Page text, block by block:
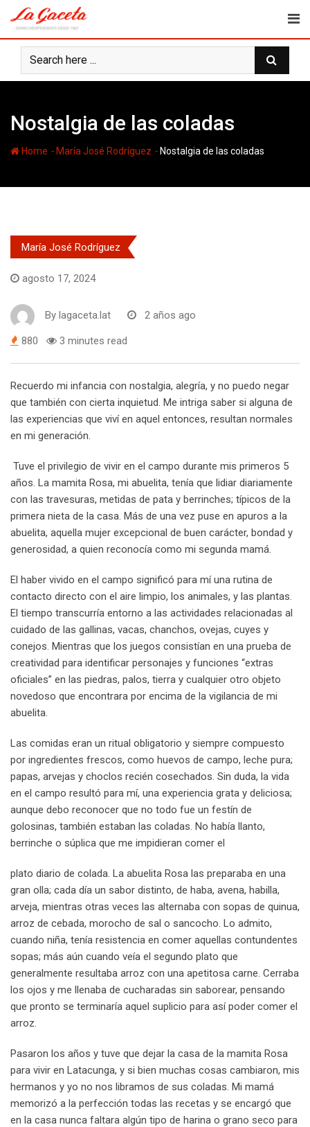
content
Nostalgia de las coladas
Home - María José Rodríguez - Nostalgia de las coladas
María José Rodríguez
agosto 17, 2024
By lagaceta.lat 2 años ago
880 3 minutes read
Recuerdo mi infancia con nostalgia, alegría, y no puedo negar
que también con cierta inquietud. Me intriga saber si alguna de
las experiencias que viví en aquel entonces, resultan normales
en mi generación.
Tuve el privilegio de vivir en el campo durante mis primeros 5
años. La mamita Rosa, mi abuelita, tenía que lidiar diariamente
con las travesuras, metidas de pata y berrinches; típicos de la
primera nieta de la casa. Más de una vez puse en apuros a la
abuelita, aquella mujer excepcional de buen carácter, bondad y
generosidad, a quien reconocía como mi segunda mamá.
El haber vivido en el campo significó para mí una rutina de
contacto directo con el aire limpio, los animales, y las plantas.
El tiempo transcurría entorno a las actividades relacionadas al
cuidado de las gallinas, vacas, chanchos, ovejas, cuyes y
conejos. Mientras que los juegos consistían en una prueba de
creatividad para identificar personajes y funciones “extras
oficiales” en las piedras, palos, tierra y cualquier otro objeto
novedoso que encontrara por encima de la vigilancia de mi
abuelita.
Las comidas eran un ritual obligatorio y siempre compuesto
por ingredientes frescos, como huevos de campo, leche pura;
papas, arvejas y choclos recién cosechados. Sin duda, la vida
en el campo resultó para mí, una experiencia grata y deliciosa;
aunque debo reconocer que no todo fue un festín de
golosinas, también estaban las coladas. No había llanto,
berrinche o súplica que me impidieran comer el
plato diario de colada. La abuelita Rosa las preparaba en una
gran olla; cada día un sabor distinto, de haba, avena, habilla,
arveja, mientras otras veces las alternaba con sopas de quinua,
arroz de cebada, morocho de sal o sancocho. Lo admito,
cuando niña, tenía resistencia en comer aquellas contundentes
sopas; más aún cuando veía el segundo plato que
generalmente resultaba arroz con una apetitosa carne. Cerraba
los ojos y me llenaba de cucharadas sin saborear, pensando
que pronto se terminaría aquel suplicio para así poder comer el
arroz.
Pasaron los años y tuve que dejar la casa de la mamita Rosa
para vivir en Latacunga, y si bien muchas cosas cambiaron, mis
hermanos y yo no nos libramos de sus coladas. Mi mamá
memorizó a la perfección todas las recetas y se encargó que
en la casa nunca faltara algún tipo de harina o grano seco para